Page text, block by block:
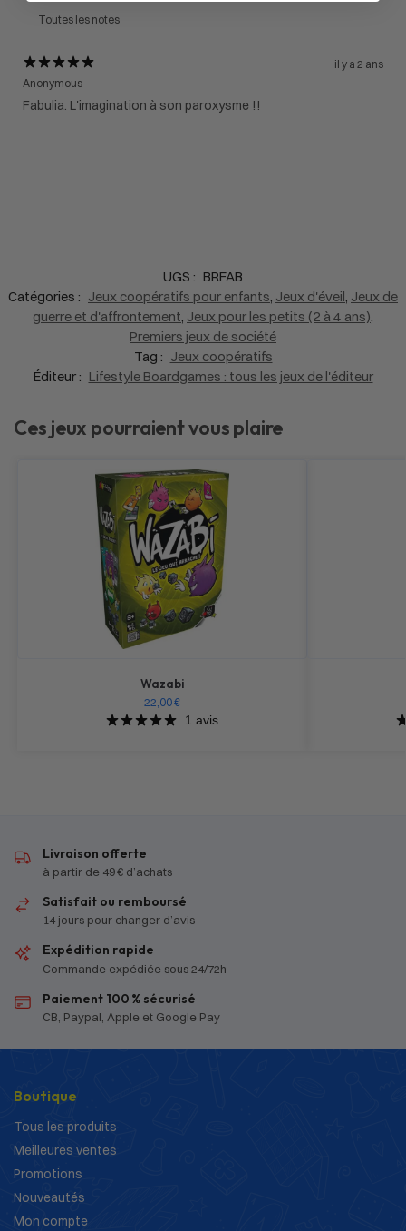
il y a 2 ans
Anonymous
Fabulia. L'imagination à son paroxysme !!
UGS : BRFAB
Catégories : Jeux coopératifs pour enfants Jeux d'éveil Jeux de
guerre et d'affrontement Jeux pour les petits (2 à 4 ans)
Premiers jeux de société
Tag : Jeux coopératifs
Éditeur : Lifestyle Boardgames : tous les jeux de l'éditeur
Ces jeux pourraient vous plaire
Wazabi
22,00€
1 avis
Livraison offerte
à partir de 49 € d’achats
Satisfait ou remboursé
14 jours pour changer d’avis
Expédition rapide
Commande expédiée sous 24/72h
Paiement 100 % sécurisé
CB, Paypal, Apple et Google Pay
Boutique
Tous les produits
Meilleures ventes
Promotions
Nouveautés
Mon compte